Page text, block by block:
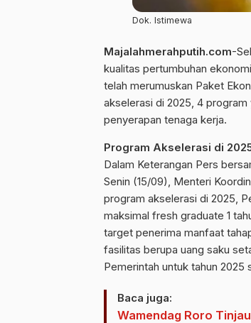
Dok. Istimewa
Majalahmerahputih.com-
kualitas pertumbuhan
telah merumuskan Paket
akselerasi di 2025, 4 program
penyerapan tenaga kerja.
Program Akselerasi di
Dalam Keterangan Pers
Senin (15/09), Menteri
program akselerasi di 2025,
maksimal fresh graduate 1
target penerima manfaat
fasilitas berupa uang saku
Pemerintah untuk tahun 2025
Baca juga:
Wamendag Roro